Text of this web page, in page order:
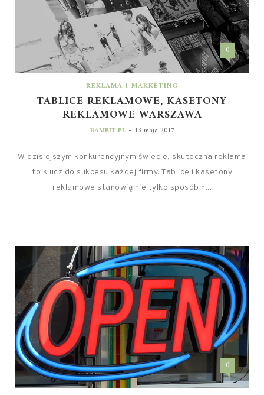
0
REKLAMA I MARKETING
TABLICE REKLAMOWE, KASETONY
REKLAMOWE WARSZAWA
BAMBIT.PL - 13 maja 2017
W dzisiejszym konkurencyjnym świecie, skuteczna reklama
to klucz do sukcesu każdej firmy. Tablice i kasetony
reklamowe stanowią nie tylko sposób n...
0